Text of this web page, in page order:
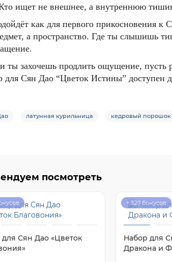
ищет не внешнее, а внутреннюю
как для первого прикосновения к
а пространство. Где ты слышишь
ты захочешь продлить ощущение, пусть
для Сян Дао “Цветок Истины” доступен
латунная курильница кедровый порошок
посмотреть
Сян Дао «Цветок
+ 320 бонусов
Набор для
Дракона и